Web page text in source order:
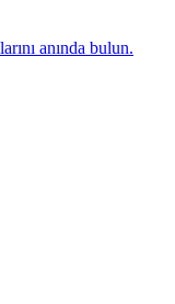
anında bulun.